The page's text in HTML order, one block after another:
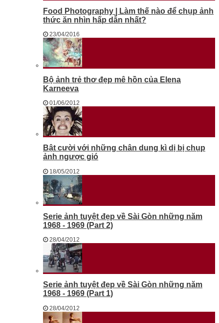
Food Photography | Làm thế nào để chụp ảnh
thức ăn nhìn hấp dẫn nhất?
23/04/2016
Bộ ảnh trẻ thơ đẹp mê hồn của Elena
Karneeva
01/06/2012
Bật cười với những chân dung kì dị bị chụp
ảnh ngược gió
18/05/2012
Serie ảnh tuyệt đẹp về Sài Gòn những năm
1968 - 1969 (Part 2)
28/04/2012
Serie ảnh tuyệt đẹp về Sài Gòn những năm
1968 - 1969 (Part 1)
28/04/2012